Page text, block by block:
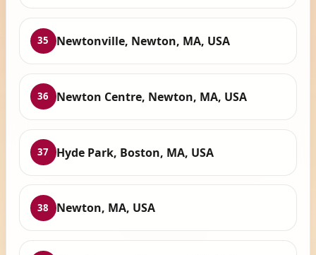
35 Newtonville, Newton, MA, USA
36 Newton Centre, Newton, MA, USA
37 Hyde Park, Boston, MA, USA
38 Newton, MA, USA